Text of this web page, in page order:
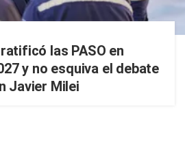
las PASO en
y no esquiva el debate
Javier Milei